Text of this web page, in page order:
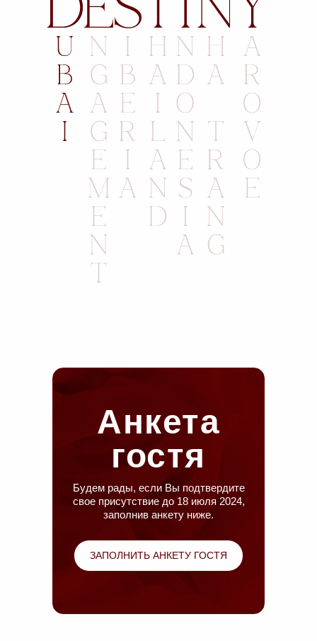
Анкета
гостя
Будем рады, если Вы подтвердите
свое присутствие до 18 июля 2024,
заполнив анкету ниже.
ЗАПОЛНИТЬ АНКЕТУ ГОСТЯ